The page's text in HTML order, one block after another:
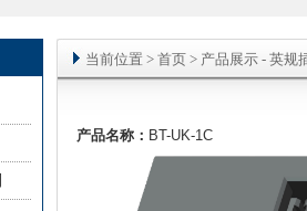
当前位置 > 首页 > 产品展示 - 英规
产品名称： BT-UK-1C